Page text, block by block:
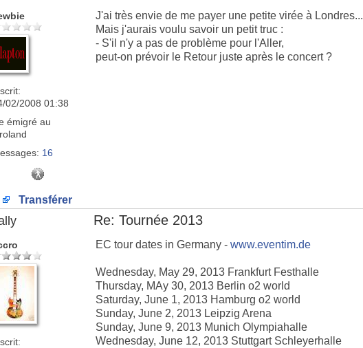
02/2008 01:38
émigré au
16
J'ai très envie de me payer une petite virée à Londres...
Mais j'aurais voulu savoir un petit truc :
- S'il n'y a pas de problème pour l'Aller,
peut-on prévoir le Retour juste après le concert ?
Transférer
Re: Tournée 2013
EC tour dates in Germany - www.eventim.de
Wednesday, May 29, 2013 Frankfurt Festhalle
Thursday, MAy 30, 2013 Berlin o2 world
Saturday, June 1, 2013 Hamburg o2 world
Sunday, June 2, 2013 Leipzig Arena
Sunday, June 9, 2013 Munich Olympiahalle
Wednesday, June 12, 2013 Stuttgart Schleyerhalle